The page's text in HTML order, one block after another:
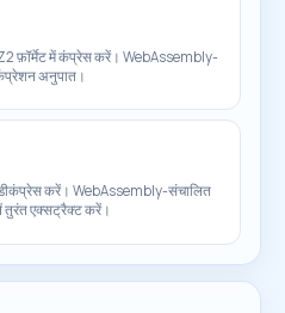
फ़ॉर्मेट में कंप्रेस करें। WebAssembly-
अनुपात।
करें। WebAssembly-संचालित
तुरंत एक्सट्रैक्ट करें।